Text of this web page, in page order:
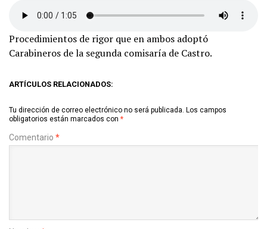
Procedimientos de rigor que en ambos adoptó
Carabineros de la segunda comisaría de Castro.
ARTÍCULOS RELACIONADOS:
Tu dirección de correo electrónico no será publicada. Los campos
obligatorios están marcados con *
Comentario *